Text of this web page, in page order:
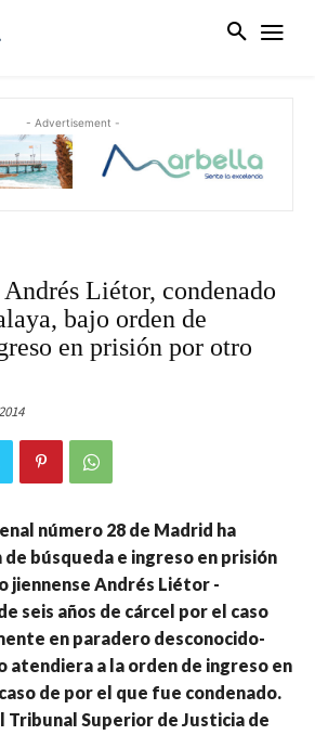
- Advertisement -
Liétor, condenado
bajo orden de
en prisión por otro
número 28 de Madrid ha
búsqueda e ingreso en prisión
jiennense Andrés Liétor -
seis años de cárcel por el caso
en paradero desconocido-
atendiera a la orden de ingreso en
de por el que fue condenado.
Superior de Justicia de